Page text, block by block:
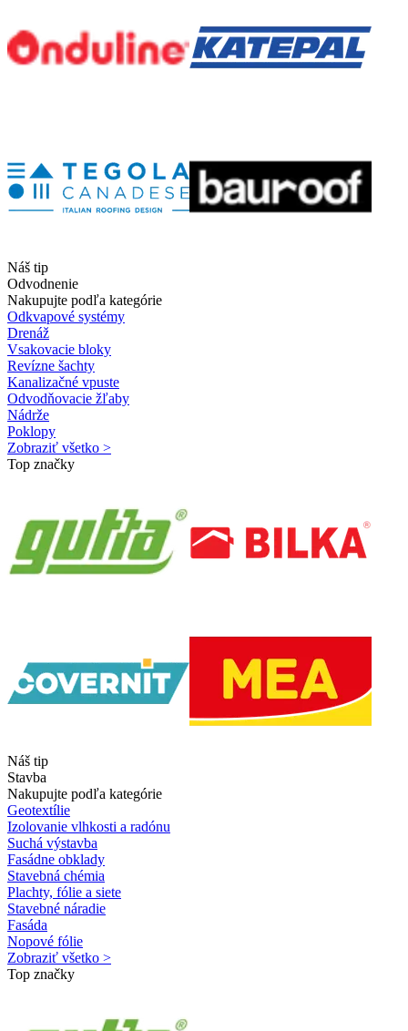
Náš tip
Odvodnenie
Nakupujte podľa kategórie
Odkvapové systémy
Drenáž
Vsakovacie bloky
Revízne šachty
Kanalizačné vpuste
Odvodňovacie žľaby
Nádrže
Poklopy
Zobraziť všetko >
Top značky
Náš tip
Stavba
Nakupujte podľa kategórie
Geotextílie
Izolovanie vlhkosti a radónu
Suchá výstavba
Fasádne obklady
Stavebná chémia
Plachty, fólie a siete
Stavebné náradie
Fasáda
Nopové fólie
Zobraziť všetko >
Top značky